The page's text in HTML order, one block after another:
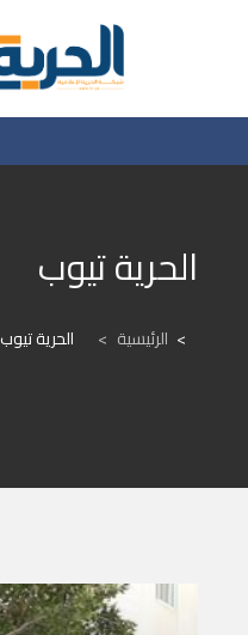
الحرية تيوب
الرئيسية > الحرية تيوب